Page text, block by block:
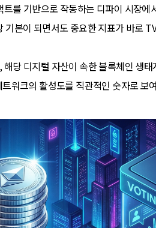
를 기반으로 작동하는 디파이 시장에
본이 되면서도 중요한 지표가 바로
당 디지털 자산이 속한 블록체인 생
워크의 활성도를 직관적인 숫자로 보